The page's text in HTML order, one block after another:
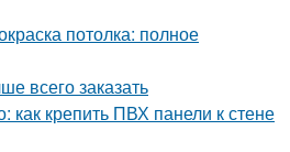
потолка: полное
всего заказать
как крепить ПВХ панели к стене